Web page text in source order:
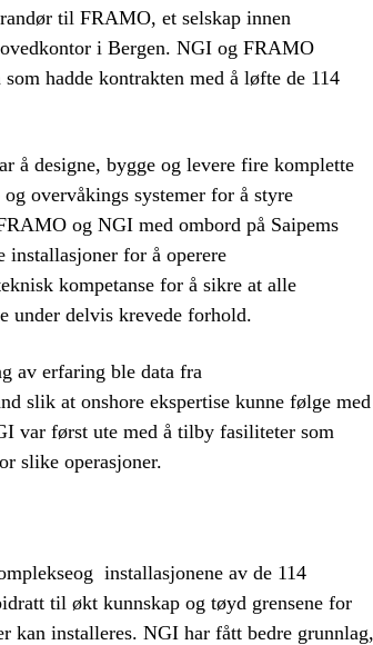
til FRAMO, et selskap innen
i Bergen. NGI og FRAMO
hadde kontrakten med å løfte de 114
å designe, bygge og levere fire komplette
overvåkings systemer for å styre
og NGI med ombord på Saipems
installasjoner for å operere
kompetanse for å sikre at alle
under delvis krevede forhold.
av erfaring ble data fra
slik at onshore ekspertise kunne følge med
var først ute med å tilby fasiliteter som
slike operasjoner.
installasjonene av de 114
til økt kunnskap og tøyd grensene for
kan installeres. NGI har fått bedre grunnlag,